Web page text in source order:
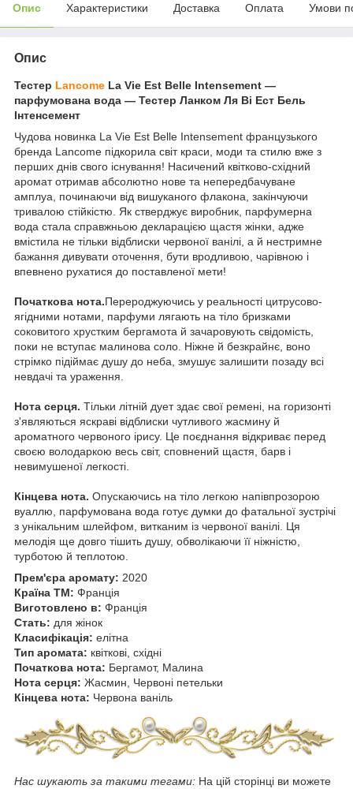
Опис Характеристики Доставка Оплата Умови
Опис
Тестер Lancome La Vie Est Belle Intensement —
парфумована вода — Тестер Ланком Ля Ві Ест Бель
Інтенсемент
Чудова новинка La Vie Est Belle Intensement французького
бренда Lancome підкорила світ краси, моди та стилю вже з
перших днів свого існування! Насичений квітково-східний
аромат отримав абсолютно нове та непередбачуване
амплуа, починаючи від вишуканого флакона, закінчуючи
тривалою стійкістю. Як стверджує виробник, парфумерна
вода стала справжньою декларацією щастя жінки, адже
вмістила не тільки відблиски червоної ванілі, а й нестримне
бажання дивувати оточення, бути вродливою, чарівною і
впевнено рухатися до поставленої мети!
Початкова нота.Перероджуючись у реальності цитрусово-
ягідними нотами, парфуми лягають на тіло бризками
соковитого хрустким бергамота й зачаровують свідомість,
поки не вступає малинова соло. Ніжне й безкрайнє, воно
стрімко підіймає душу до неба, змушує залишити позаду всі
невдачі та ураження.
Нота серця. Тільки літній дует здає свої ремені, на горизонті
з'являються яскраві відблиски чутливого жасмину й
ароматного червоного ірису. Це поєднання відкриває перед
своєю володаркою весь світ, сповнений щастя, барв і
невимушеної легкості.
Кінцева нота. Опускаючись на тіло легкою напівпрозорою
вуаллю, парфумована вода готує думки до фатальної зустрічі
з унікальним шлейфом, витканим із червоної ванілі. Ця
мелодія ще довго тішить душу, обволікаючи її ніжністю,
турботою й теплотою.
Прем'єра аромату: 2020
Країна ТМ: Франція
Виготовлено в: Франція
Стать: для жінок
Класифікація: елітна
Тип аромата: квіткові, східні
Початкова нота: Бергамот, Малина
Нота серця: Жасмин, Червоні петельки
Кінцева нота: Червона ваніль
Нас шукають за такими тегами: На цій сторінці ви можете